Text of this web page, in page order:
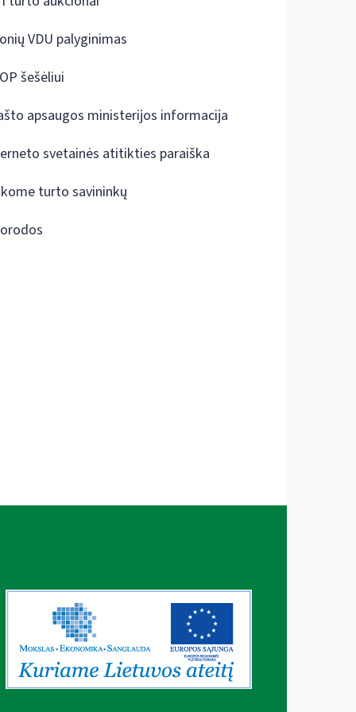
VDU palyginimas
šešėliui
apsaugos ministerijos informacija
svetainės atitikties paraiška
turto savininkų